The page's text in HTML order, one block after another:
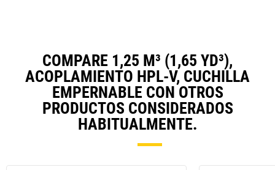
COMPARE 1,25 M³ (1,65 YD³),
ACOPLAMIENTO HPL-V, CUCHILLA
EMPERNABLE CON OTROS
PRODUCTOS CONSIDERADOS
HABITUALMENTE.